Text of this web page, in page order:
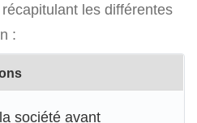
les différentes
:
société avant